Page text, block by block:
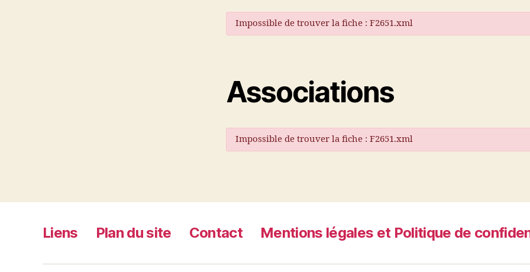
Impossible de trouver la fiche : F2651.xml
Associations
Impossible de trouver la fiche : F2651.xml
Liens Plan du site Contact Mentions légales et Politique de